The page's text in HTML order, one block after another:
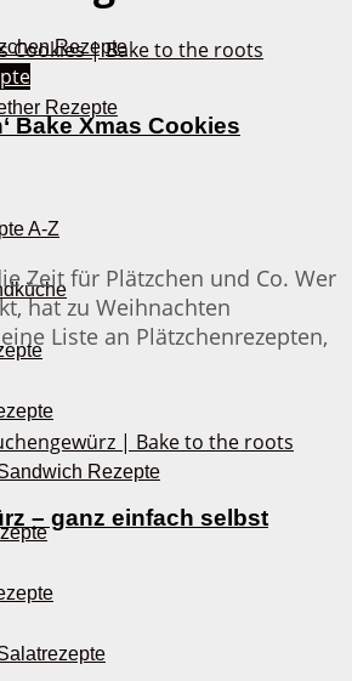
Rezepte
Rezepte
A-Z
Rezepte
Bake Xmas Cookies
Zeit für Plätzchen und Co. Wer
hat zu Weihnachten
Liste an Plätzchenrezepten,
– ganz einfach selbst